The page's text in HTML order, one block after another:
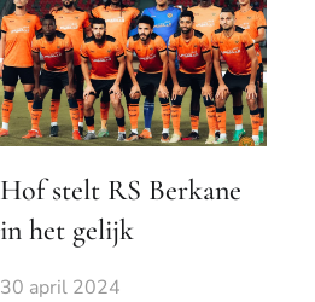
Hof stelt RS Berkane
in het gelijk
30 april 2024